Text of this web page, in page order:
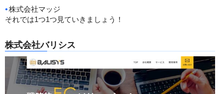
株式会社マッジ
それでは1つ1つ見ていきましょう！
株式会社バリシス